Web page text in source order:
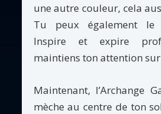
une autre couleur, cela
Tu peux également le
Inspire et expire
maintiens ton attention
Maintenant, l’Archange
mèche au centre de ton